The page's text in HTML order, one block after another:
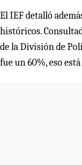
El IEF detalló
históricos.
de la División de
fue un 60%, eso